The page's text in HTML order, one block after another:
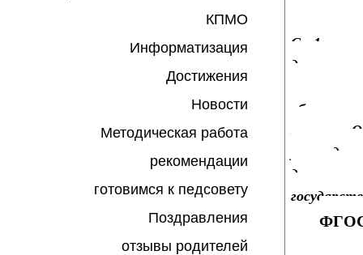
КПМО
Информатизация
Достижения
Новости
Методическая работа
рекомендации
готовимся к педсовету
Поздравления
отзывы родителей
С 1
закона
ФГОС